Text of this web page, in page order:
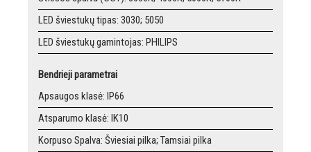
LED šviestukų tipas: 3030; 5050
LED šviestukų gamintojas: PHILIPS
Bendrieji parametrai
Apsaugos klasė: IP66
Atsparumo klasė: IK10
Korpuso Spalva: Šviesiai pilka; Tamsiai pilka